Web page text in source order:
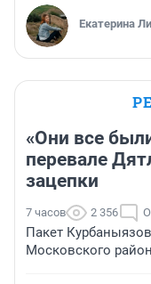
Екатерина
«Они все
перевале
зацепки
7 часов 2 356
Пакет
Московского